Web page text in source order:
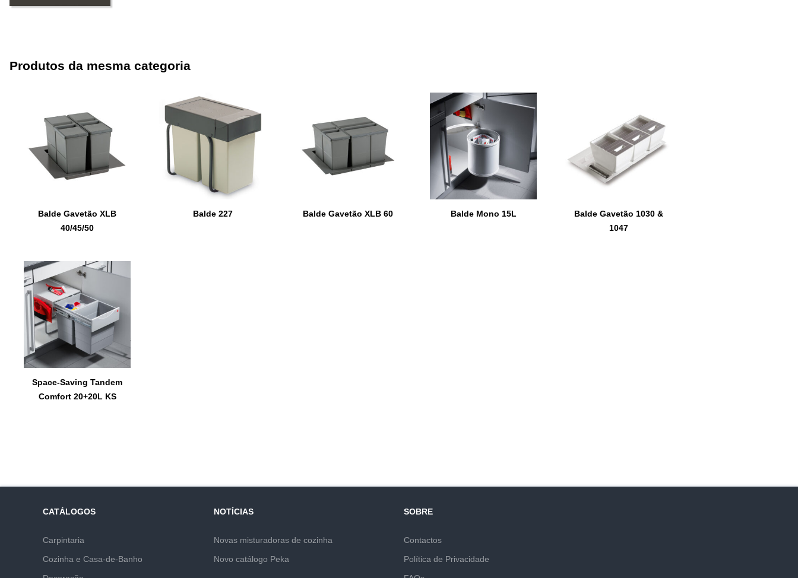
Produtos da mesma categoria
Balde Gavetão XLB
40/45/50
Balde 227 Balde Gavetão XLB 60 Balde Mono 15L
Balde Gavetão 1030 &
1047
Space-Saving Tandem
Comfort 20+20L KS
CATÁLOGOS
Carpintaria
Cozinha e Casa-de-Banho
NOTÍCIAS
Novas misturadoras de cozinha
Novo catálogo Peka
SOBRE
Contactos
Política de Privacidade